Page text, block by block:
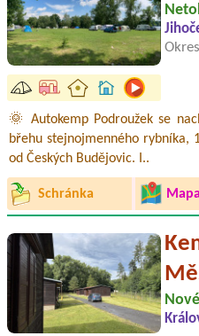
Okres
🌞 Autokemp Podroužek se
břehu stejnojmenného rybníka,
od Českých Budějovic. I..
Schránka Mapa